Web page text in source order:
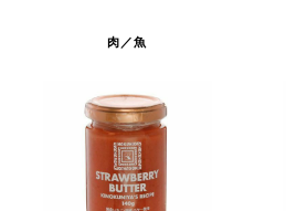
肉／魚